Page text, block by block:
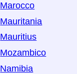
Marocco
Mauritania
Mauritius
Mozambico
Namibia